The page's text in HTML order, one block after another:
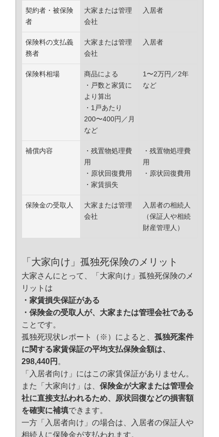
契約者・被保険
者
大家または管理
会社
入居者
保険料の支払義
務者
大家または管理
会社
入居者
保険料相場
商品による
・戸数と家賃に
より算出
・1戸あたり
200〜400円／月
など
1〜2万円／2年
など
補償内容
・残置物処理費
用
・原状回復費用
・家賃損失
・残置物処理費
用
・原状回復費用
保険金の受取人
大家または管理
会社
入居者の相続人
（保証人や相続
財産管理人）
「大家向け」孤独死保険のメリット
大家さんにとって、「大家向け」孤独死保険のメ
リットは
・家賃損失保証がある
・保険金の受取人が、大家または管理会社である
ことです。
孤独死現状レポート（※）によると、 孤独死案件
に関する家賃保証の平均支払保険金額は、
298,440円 。
「入居者向け」にはこの家賃保証がありません。
また「大家向け」は、 保険金が大家または管理会
社に直接支払われるため、原状回復などの損害額
を確実に補填できます。
一方「入居者向け」の場合は、入居者の保証人や
相続人に保険金が支払われます。